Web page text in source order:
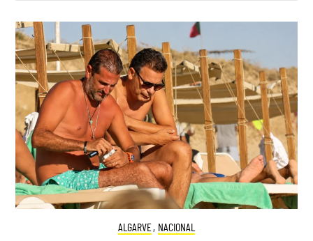
ALGARVE, NACIONAL